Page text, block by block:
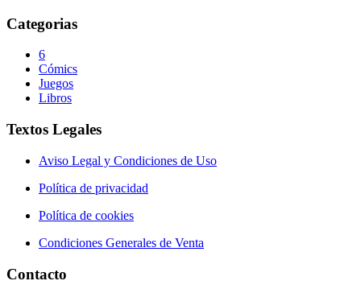
Categorias
6
Cómics
Juegos
Libros
Textos Legales
Aviso Legal y Condiciones de Uso
Política de privacidad
Política de cookies
Condiciones Generales de Venta
Contacto